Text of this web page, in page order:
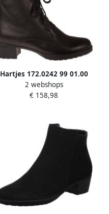
Hartjes 172.0242 99 01.00
Zwarte enkellaarzen met
veters wijdte H
2 webshops
€ 158,98